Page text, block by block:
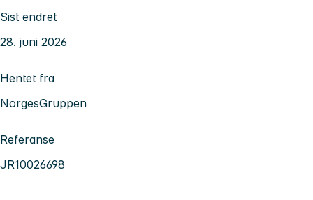
Sist endret
28. juni 2026
Hentet fra
NorgesGruppen
Referanse
JR10026698